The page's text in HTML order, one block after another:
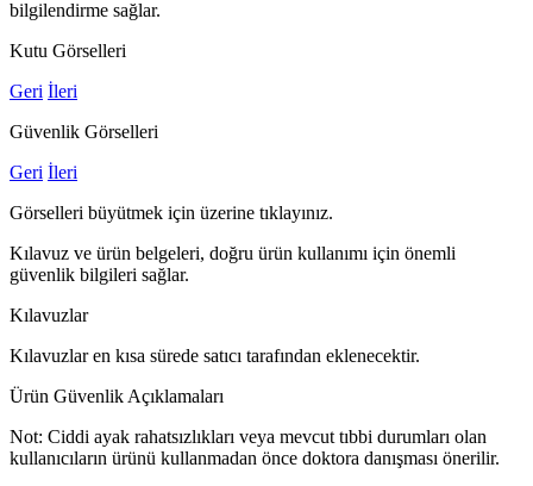
bilgilendirme sağlar.
Kutu Görselleri
Geri İleri
Güvenlik Görselleri
Geri İleri
Görselleri büyütmek için üzerine tıklayınız.
Kılavuz ve ürün belgeleri, doğru ürün kullanımı için önemli
güvenlik bilgileri sağlar.
Kılavuzlar
Kılavuzlar en kısa sürede satıcı tarafından eklenecektir.
Ürün Güvenlik Açıklamaları
Not: Ciddi ayak rahatsızlıkları veya mevcut tıbbi durumları olan
kullanıcıların ürünü kullanmadan önce doktora danışması önerilir.